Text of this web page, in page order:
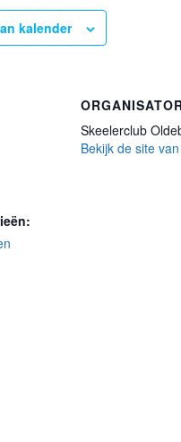
kalender
Skeelerclub
Bekijk de site